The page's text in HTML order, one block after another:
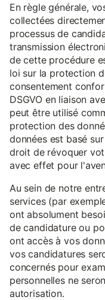
En règle générale,
collectées
processus de
transmission
de cette procédure
loi sur la protection
consentement
DSGVO en liaison
peut être utilisé
protection des
données est basé
droit de révoquer
avec effet pour
Au sein de notre
services (par
ont absolument
de candidature ou
ont accès à vos
vos candidatures
concernés pour
personnelles ne
autorisation.